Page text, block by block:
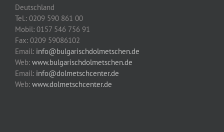
Deutschland
Tel.: 0209 590 861 00
Mobil: 0157 546 756 91
Fax: 0209 59086102
Email: info@bulgarischdolmetschen.de
Web: www.bulgarischdolmetschen.de
Email: info@dolmetschcenter.de
Web: www.dolmetschcenter.de